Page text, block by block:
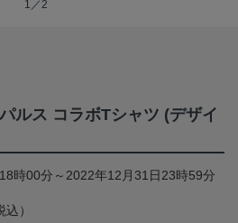
1／2
ルス コラボTシャツ (デザイ
時00分～2022年12月31日23時59分
込）